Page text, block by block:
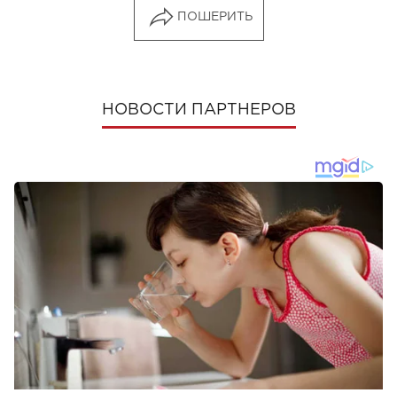
ПОШЕРИТЬ
НОВОСТИ ПАРТНЕРОВ